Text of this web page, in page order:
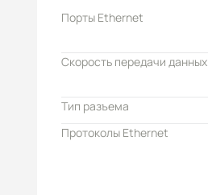
Порты Ethernet
Скорость передачи данных
Тип разъема
Протоколы Ethernet